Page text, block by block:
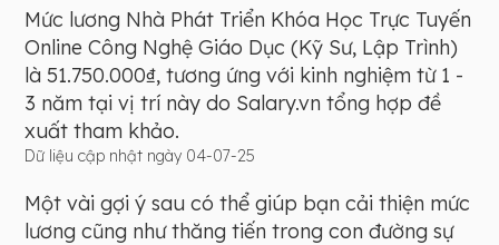
Mức lương Nhà Phát Triển Khóa Học Trực Tuyến
Online Công Nghệ Giáo Dục (Kỹ Sư, Lập Trình)
là 51.750.000₫, tương ứng với kinh nghiệm từ 1 -
3 năm tại vị trí này do Salary.vn tổng hợp đề
xuất tham khảo.
Dữ liệu cập nhật ngày 04-07-25
Một vài gợi ý sau có thể giúp bạn cải thiện mức
lương cũng như thăng tiến trong con đường sự